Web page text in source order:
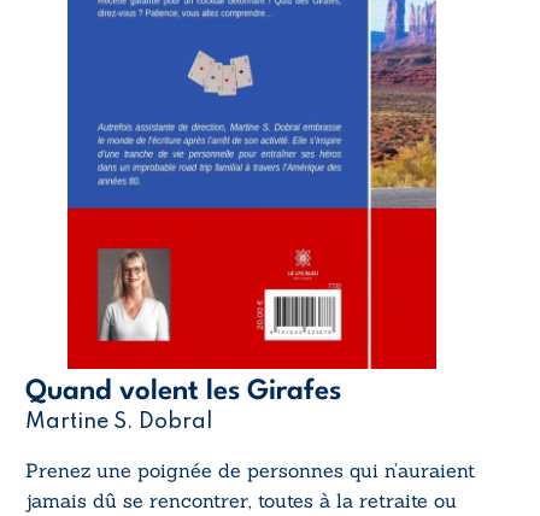
Quand volent les Girafes
Martine S. Dobral
Prenez une poignée de personnes qui n’auraient
jamais dû se rencontrer, toutes à la retraite ou